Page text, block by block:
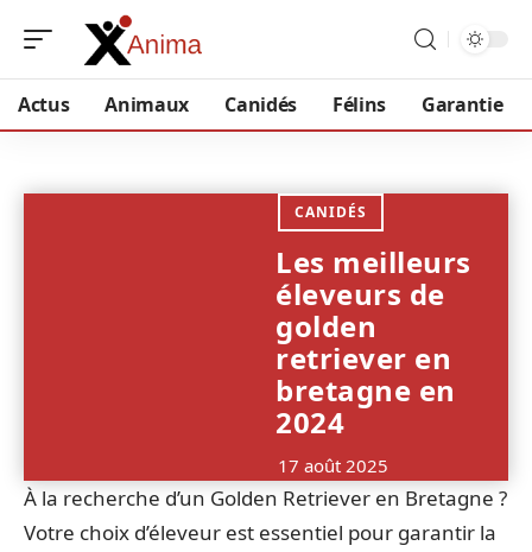
Actus Animaux Canidés Félins Garantie
CANIDÉS
Les meilleurs
éleveurs de
golden
retriever en
bretagne en
2024
17 août 2025
À la recherche d’un Golden Retriever en Bretagne ?
Votre choix d’éleveur est essentiel pour garantir la